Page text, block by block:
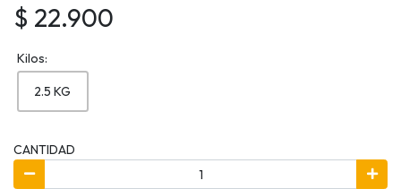
$ 22.900
Kilos:
2.5 KG
CANTIDAD